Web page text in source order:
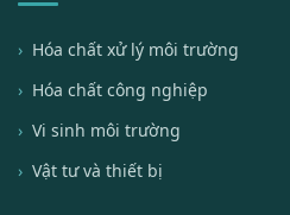
Hóa chất xử lý môi trường
Hóa chất công nghiệp
Vi sinh môi trường
Vật tư và thiết bị